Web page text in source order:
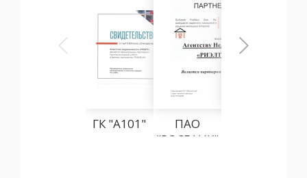
ГК "А101"
ПАО
"РОСБАНК"